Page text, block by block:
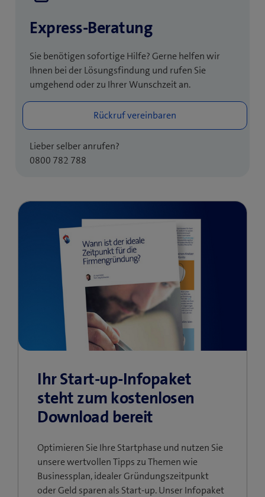
Express-Beratung
Sie benötigen sofortige Hilfe? Gerne helfen wir
Ihnen bei der Lösungsfindung und rufen Sie
umgehend oder zu Ihrer Wunschzeit an.
Lieber selber anrufen?
0800 782 788
Ihr Start-up-Infopaket
steht zum kostenlosen
Download bereit
Optimieren Sie Ihre Startphase und nutzen Sie
unsere wertvollen Tipps zu Themen wie
Businessplan, idealer Gründungszeitpunkt
oder Geld sparen als Start-up. Unser Infopaket